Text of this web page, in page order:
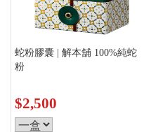
蛇粉膠囊 | 解本舖 100%純蛇
粉
$2,500